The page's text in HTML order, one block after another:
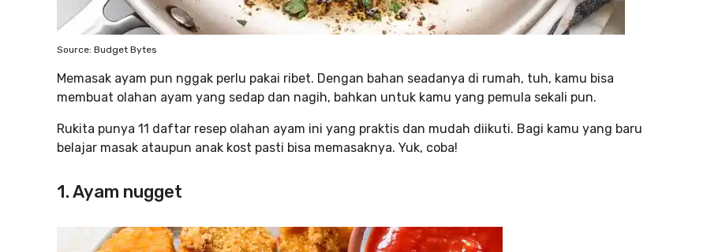
Source: Budget Bytes
Memasak ayam pun nggak perlu pakai ribet. Dengan bahan seadanya di rumah, tuh, kamu bisa
membuat olahan ayam yang sedap dan nagih, bahkan untuk kamu yang pemula sekali pun.
Rukita punya 11 daftar resep olahan ayam ini yang praktis dan mudah diikuti. Bagi kamu yang baru
belajar masak ataupun anak kost pasti bisa memasaknya. Yuk, coba!
1. Ayam nugget